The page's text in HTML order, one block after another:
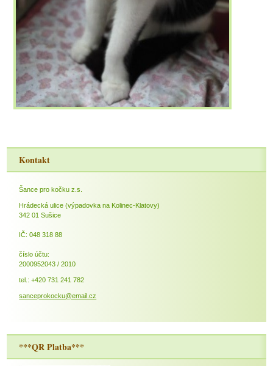
Kontakt
Šance pro kočku z.s.
Hrádecká ulice (výpadovka na Kolinec-Klatovy)
342 01 Sušice
IČ: 048 318 88
číslo účtu:
2000952043 / 2010
tel.: +420 731 241 782
sanceprokocku@email.cz
***QR Platba***